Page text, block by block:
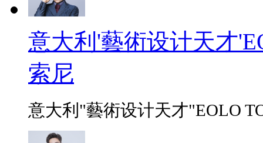
意大利'藝術设计天才
索尼
意大利"藝術设计天才"EOLO